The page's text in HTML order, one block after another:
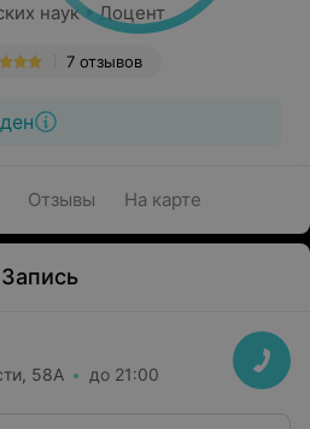
наук • Доцент
7 отзывов
Отзывы На карте
Запись
58А до 21:00